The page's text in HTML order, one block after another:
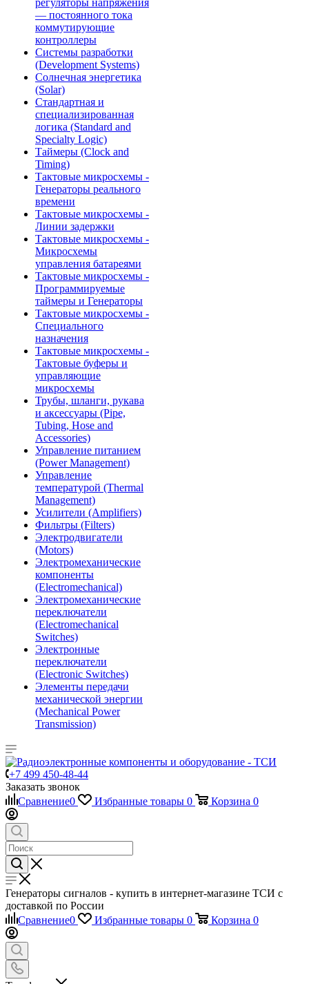
регуляторы напряжения
— постоянного тока
коммутирующие
контроллеры
Системы разработки
(Development Systems)
Солнечная энергетика
(Solar)
Стандартная и
специализированная
логика (Standard and
Specialty Logic)
Таймеры (Clock and
Timing)
Тактовые микросхемы -
Генераторы реального
времени
Тактовые микросхемы -
Линии задержки
Тактовые микросхемы -
Микросхемы
управления батареями
Тактовые микросхемы -
Программируемые
таймеры и Генераторы
Тактовые микросхемы -
Специального
назначения
Тактовые микросхемы -
Тактовые буферы и
управляющие
микросхемы
Трубы, шланги, рукава
и аксессуары (Pipe,
Tubing, Hose and
Accessories)
Управление питанием
(Power Management)
Управление
температурой (Thermal
Management)
Усилители (Amplifiers)
Фильтры (Filters)
Электродвигатели
(Motors)
Электромеханические
компоненты
(Electromechanical)
Электромеханические
переключатели
(Electromechanical
Switches)
Электронные
переключатели
(Electronic Switches)
Элементы передачи
механической энергии
(Mechanical Power
Transmission)
+7 499 450-48-44
Заказать звонок
Сравнение0 Избранные товары 0 Корзина 0
Генераторы сигналов - купить в интернет-магазине ТСИ с
доставкой по России
Сравнение0 Избранные товары 0 Корзина 0